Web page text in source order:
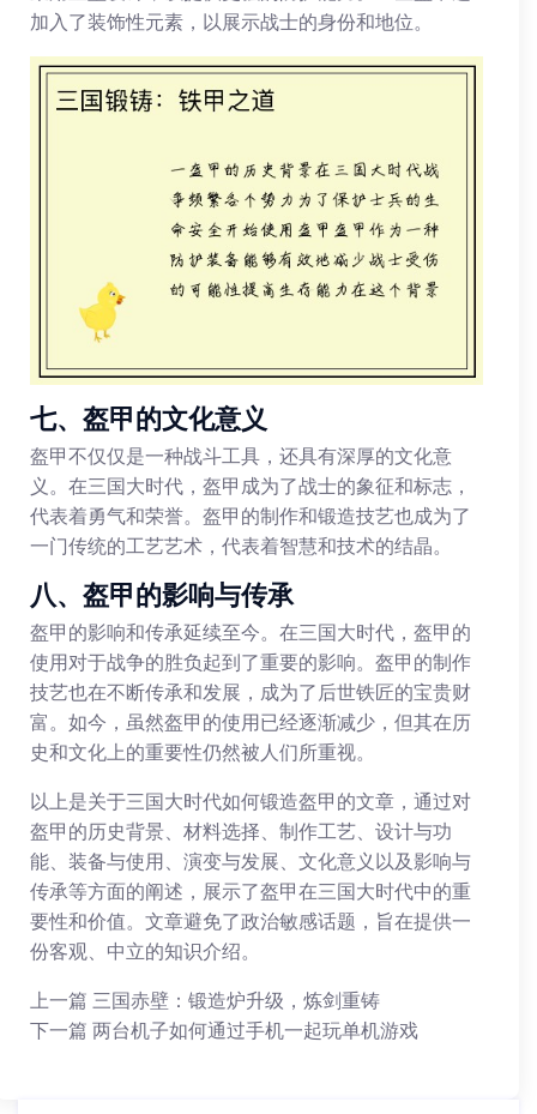
加入了装饰性元素，以展示战士的身份和地位。
七、盔甲的文化意义
盔甲不仅仅是一种战斗工具，还具有深厚的文化意
义。在三国大时代，盔甲成为了战士的象征和标志，
代表着勇气和荣誉。盔甲的制作和锻造技艺也成为了
一门传统的工艺艺术，代表着智慧和技术的结晶。
八、盔甲的影响与传承
盔甲的影响和传承延续至今。在三国大时代，盔甲的
使用对于战争的胜负起到了重要的影响。盔甲的制作
技艺也在不断传承和发展，成为了后世铁匠的宝贵财
富。如今，虽然盔甲的使用已经逐渐减少，但其在历
史和文化上的重要性仍然被人们所重视。
以上是关于三国大时代如何锻造盔甲的文章，通过对
盔甲的历史背景、材料选择、制作工艺、设计与功
能、装备与使用、演变与发展、文化意义以及影响与
传承等方面的阐述，展示了盔甲在三国大时代中的重
要性和价值。文章避免了政治敏感话题，旨在提供一
份客观、中立的知识介绍。
上一篇 三国赤壁：锻造炉升级，炼剑重铸
下一篇 两台机子如何通过手机一起玩单机游戏